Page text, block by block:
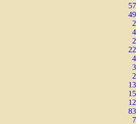
57
49
2
4
2
22
4
3
2
13
15
12
83
7